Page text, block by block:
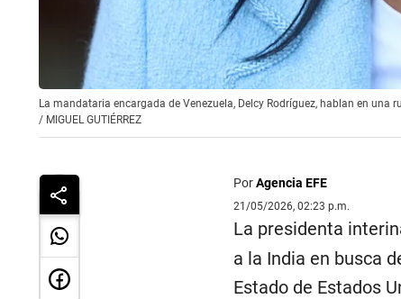
La mandataria encargada de Venezuela, Delcy Rodríguez, hablan en una
/ MIGUEL GUTIÉRREZ
PorAgencia EFE
21/05/2026, 02:23 p.m.
La presidenta
a la India en busca
Estado de Estados